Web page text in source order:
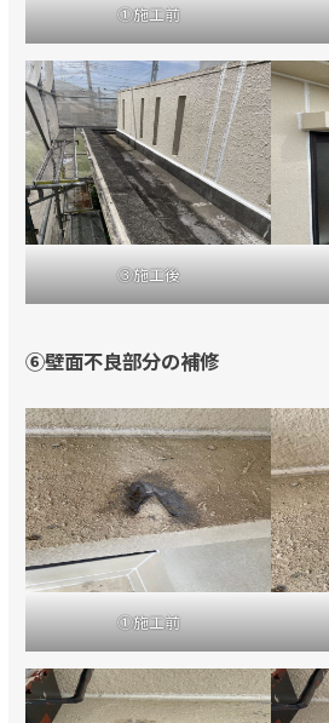
①施工前
③施工後
⑥壁面不良部分の補修
①施工前